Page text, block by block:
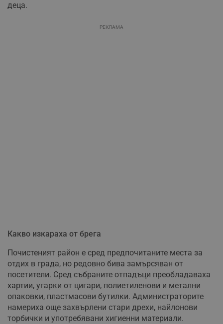
деца.
РЕКЛАМА
Какво изкараха от брега
Почистеният район е сред предпочитаните места за
отдих в града, но редовно бива замърсяван от
посетители. Сред събраните отпадъци преобладаваха
хартии, угарки от цигари, полиетиленови и метални
опаковки, пластмасови бутилки. Администраторите
намериха още захвърлени стари дрехи, найлонови
торбички и употребявани хигиенни материали.